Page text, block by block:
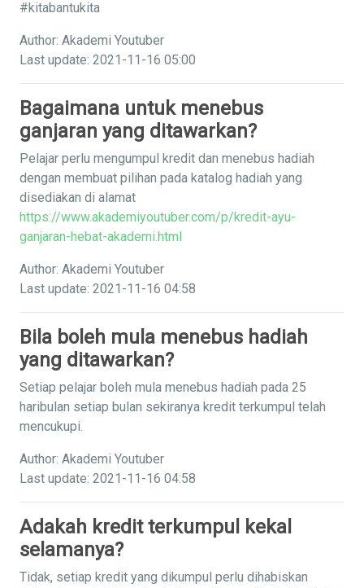
#kitabantukita
Author: Akademi Youtuber
Last update: 2021-11-16 05:00
Bagaimana untuk menebus
ganjaran yang ditawarkan?
Pelajar perlu mengumpul kredit dan menebus hadiah
dengan membuat pilihan pada katalog hadiah yang
disediakan di alamat
https://www.akademiyoutuber.com/p/kredit-ayu-
ganjaran-hebat-akademi.html
Author: Akademi Youtuber
Last update: 2021-11-16 04:58
Bila boleh mula menebus hadiah
yang ditawarkan?
Setiap pelajar boleh mula menebus hadiah pada 25
haribulan setiap bulan sekiranya kredit terkumpul telah
mencukupi.
Author: Akademi Youtuber
Last update: 2021-11-16 04:58
Adakah kredit terkumpul kekal
selamanya?
Tidak, setiap kredit yang dikumpul perlu dihabiskan